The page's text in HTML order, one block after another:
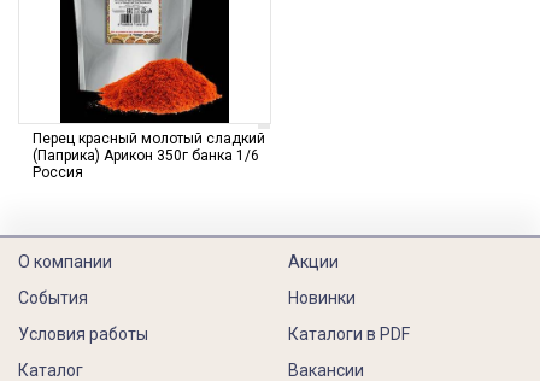
Перец красный молотый сладкий
(Паприка) Арикон 350г банка 1/6
Россия
О компании
События
Условия работы
Каталог
Акции
Новинки
Каталоги в PDF
Вакансии